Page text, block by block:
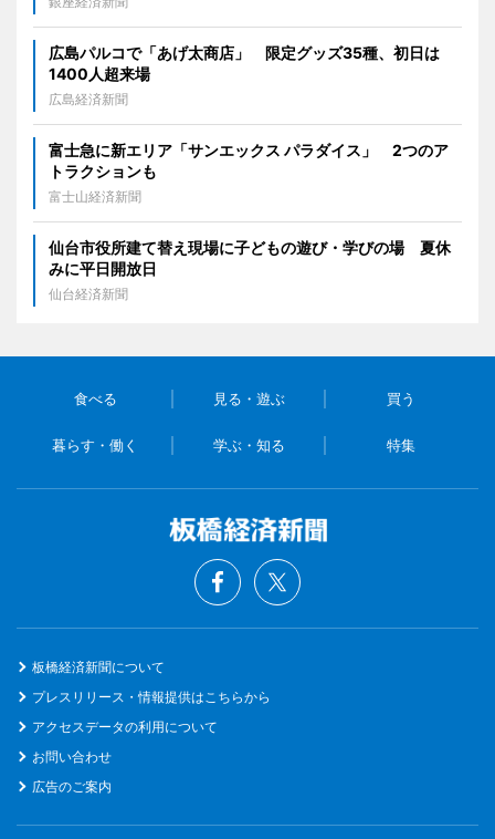
広島パルコで「あげ太商店」 限定グッズ35種、初日は
1400人超来場
広島経済新聞
富士急に新エリア「サンエックス パラダイス」 2つのア
トラクションも
富士山経済新聞
仙台市役所建て替え現場に子どもの遊び・学びの場 夏休
みに平日開放日
仙台経済新聞
食べる 見る・遊ぶ 買う
暮らす・働く 学ぶ・知る 特集
板橋経済新聞について
プレスリリース・情報提供はこちらから
アクセスデータの利用について
お問い合わせ
広告のご案内